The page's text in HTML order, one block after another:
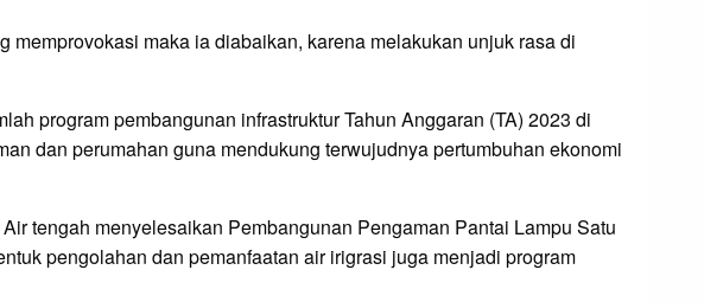
memprovokasi maka ia diabaikan, karena melakukan unjuk rasa di
program pembangunan infrastruktur Tahun Anggaran (TA) 2023 di
dan perumahan guna mendukung terwujudnya pertumbuhan ekonomi
tengah menyelesaikan Pembangunan Pengaman Pantai Lampu Satu
pengolahan dan pemanfaatan air irigrasi juga menjadi program